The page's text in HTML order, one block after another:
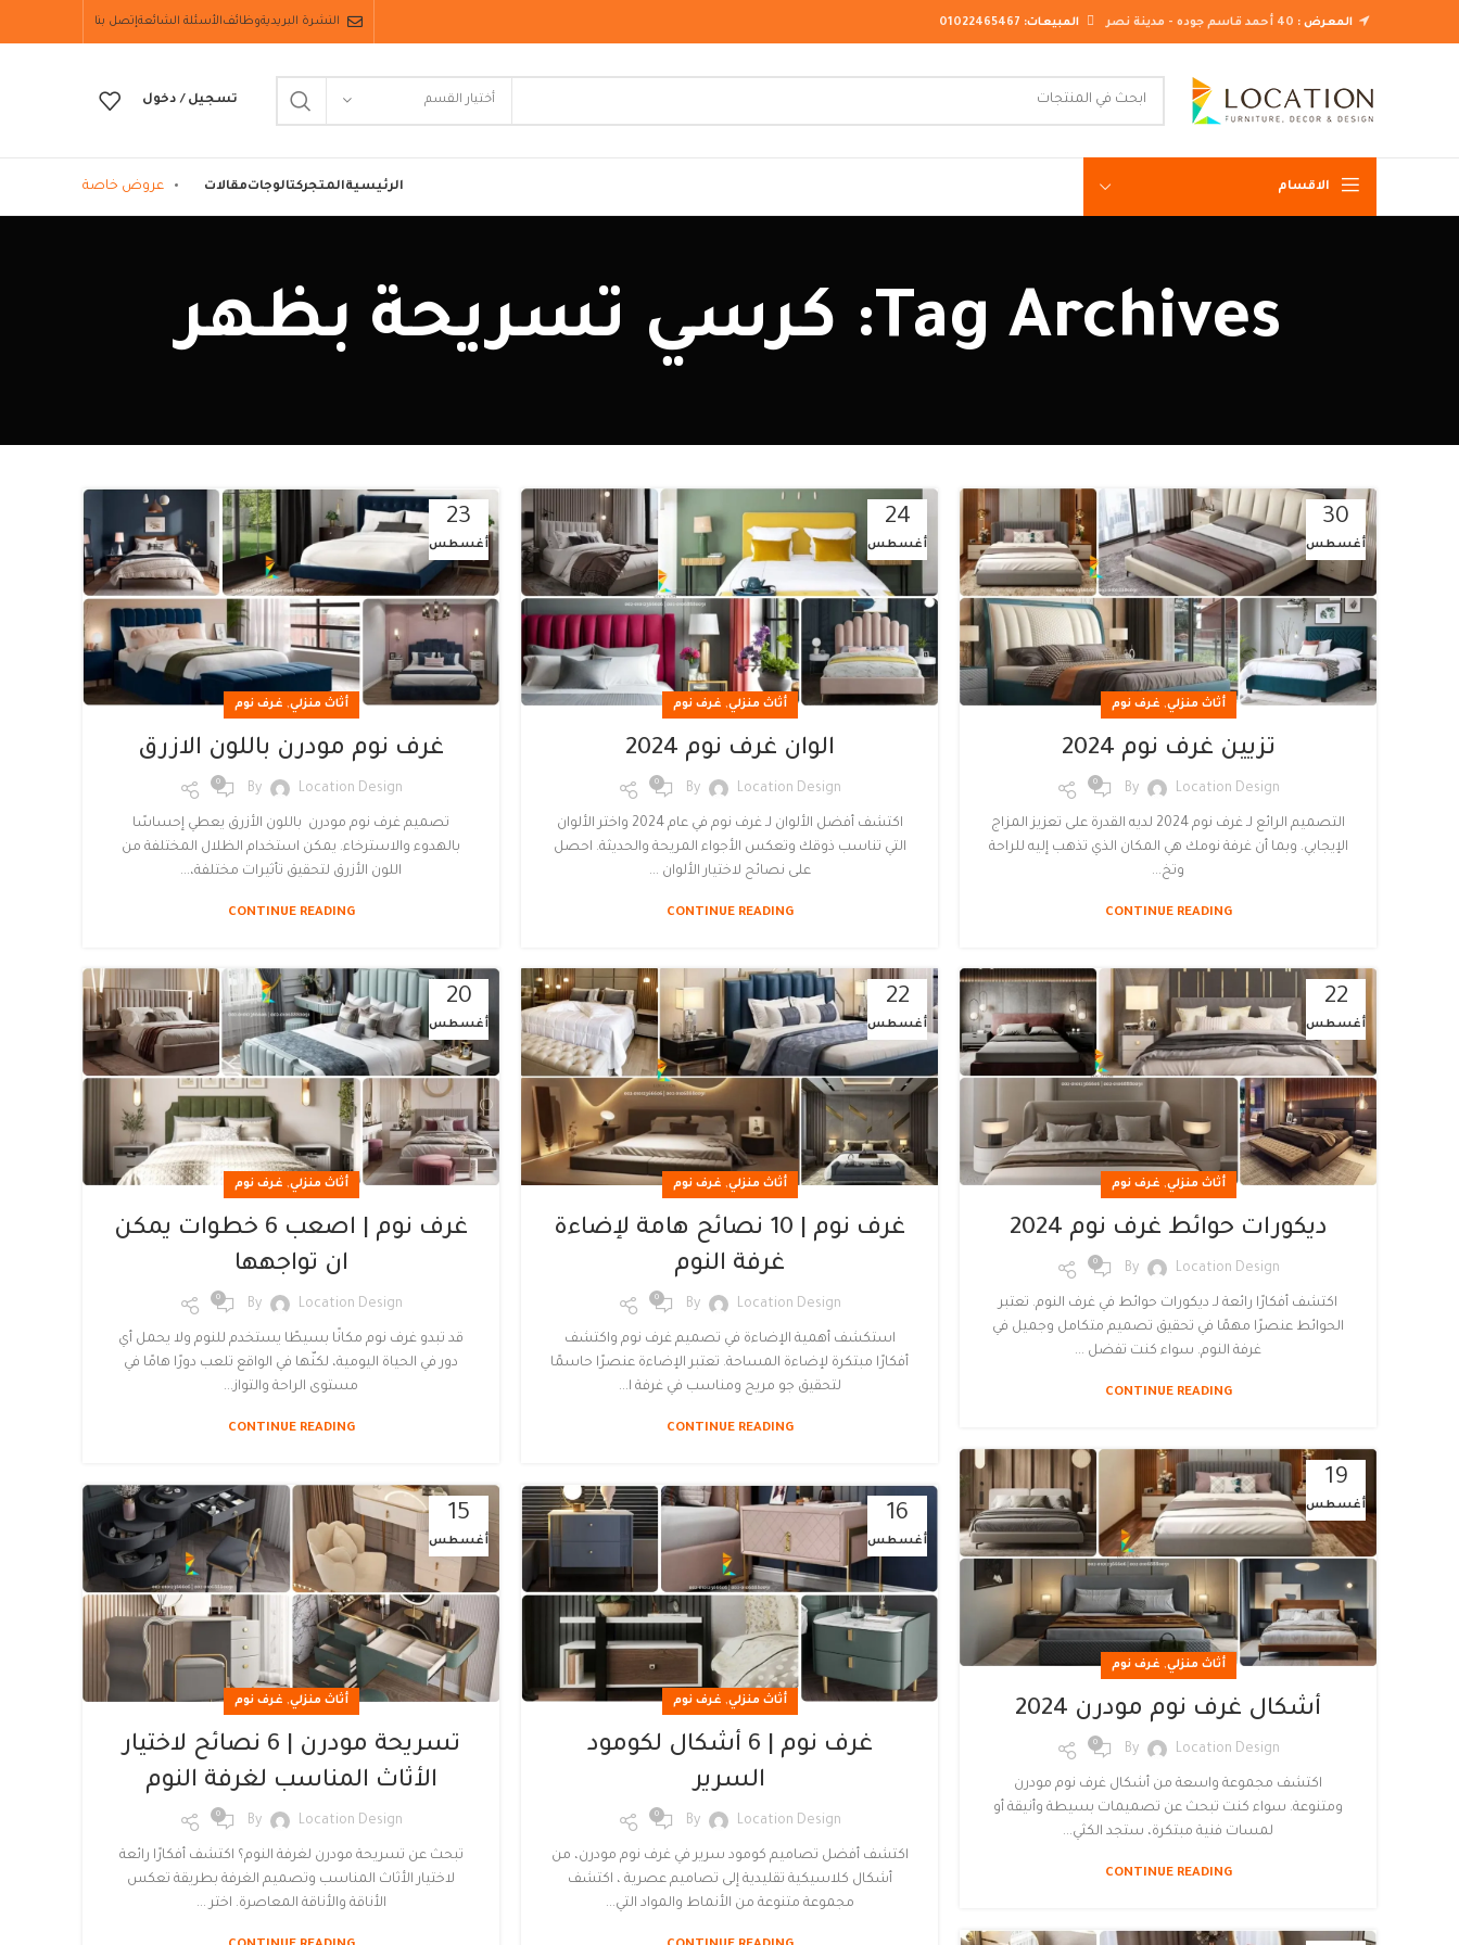
المعرض : المبيعات: 01022465467 النشرة البريديةوظائفالأسئلة الشائعةإتصل بنا
أختيار القسم تسجيل / دخول
الاقسام
غرف نوم مودرن
غرف نوم نيو كلاسيك
الرئيسيةالمتجركتالوجاتمقالات عروض خاصة
Tag Archives: كرسي تسريحة بظهر
30
أغسطس
أثاث منزلي, غرف نوم
تزيين غرف نوم 2024
By Location Design
0
التصميم الرائع لـ غرف نوم 2024 لديه القدرة على تعزيز المزاج
الإيجابي. وبما أن غرفة نومك هي المكان الذي تذهب إليه للراحة
وتخ...
CONTINUE READING
24
أغسطس
أثاث منزلي, غرف نوم
الوان غرف نوم 2024
By Location Design
0
اكتشف أفضل الألوان لـ غرف نوم في عام 2024 واختر الألوان
التي تناسب ذوقك وتعكس الأجواء المريحة والحديثة. احصل
على نصائح لاختيار الألوان ...
CONTINUE READING
23
أغسطس
أثاث منزلي, غرف نوم
غرف نوم مودرن باللون الازرق
By Location Design
0
تصميم غرف نوم مودرن باللون الأزرق يعطي إحساسًا
بالهدوء والاسترخاء. يمكن استخدام الظلال المختلفة من
اللون الأزرق لتحقيق تأثيرات مختلفة،...
CONTINUE READING
22
أغسطس
أثاث منزلي, غرف نوم
ديكورات حوائط غرف نوم 2024
By Location Design
0
اكتشف أفكارًا رائعة لـ ديكورات حوائط في غرف النوم. تعتبر
الحوائط عنصرًا مهمًا في تحقيق تصميم متكامل وجميل في
غرفة النوم. سواء كنت تفضل ...
CONTINUE READING
22
أغسطس
أثاث منزلي, غرف نوم
غرف نوم | 10 نصائح هامة لإضاءة
غرفة النوم
By Location Design
0
استكشف أهمية الإضاءة في تصميم غرف نوم واكتشف
أفكارًا مبتكرة لإضاءة المساحة. تعتبر الإضاءة عنصرًا حاسمًا
لتحقيق جو مريح ومناسب في غرفة ا...
CONTINUE READING
20
أغسطس
أثاث منزلي, غرف نوم
غرف نوم | اصعب 6 خطوات يمكن
ان تواجهها
By Location Design
0
قد تبدو غرف نوم مكانًا بسيطًا يستخدم للنوم ولا يحمل أي
دور في الحياة اليومية، لكنّها في الواقع تلعب دورًا هامًا في
مستوى الراحة والتواز...
CONTINUE READING
19
أغسطس
أثاث منزلي, غرف نوم
أشكال غرف نوم مودرن 2024
By Location Design
0
اكتشف مجموعة واسعة من أشكال غرف نوم مودرن
ومتنوعة. سواء كنت تبحث عن تصميمات بسيطة وأنيقة أو
لمسات فنية مبتكرة، ستجد الكثي...
CONTINUE READING
16
أغسطس
أثاث منزلي, غرف نوم
غرف نوم | 6 أشكال لكومود
السرير
By Location Design
0
اكتشف أفضل تصاميم كومود سرير في غرف نوم مودرن، من
أشكال كلاسيكية تقليدية إلى تصاميم عصرية ، اكتشف
مجموعة متنوعة من الأنماط والمواد التي...
15
أغسطس
أثاث منزلي, غرف نوم
تسريحة مودرن | 6 نصائح لاختيار
الأثاث المناسب لغرفة النوم
By Location Design
0
تبحث عن تسريحة مودرن لغرفة النوم؟ اكتشف أفكارًا رائعة
لاختيار الأثاث المناسب وتصميم الغرفة بطريقة تعكس
الأناقة والأناقة المعاصرة. اختر ...